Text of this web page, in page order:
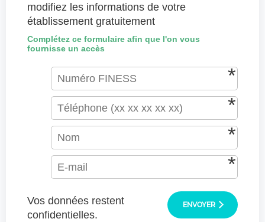
modifiez les informations de votre
établissement gratuitement
Complétez ce formulaire afin que l'on vous
fournisse un accès
ENVOYER
Vos données restent
confidentielles.